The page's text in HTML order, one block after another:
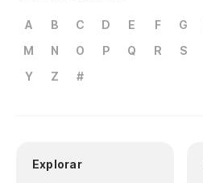
A B C D E F G
M
N O P Q R S
Y
Z #
Explorar